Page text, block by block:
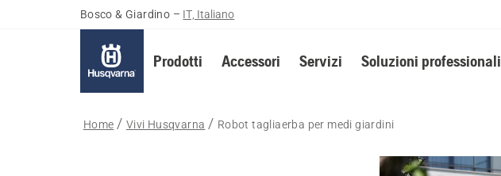
Bosco & Giardino – IT, Italiano
Prodotti Accessori Servizi Soluzioni professionali
Home Vivi Husqvarna Robot tagliaerba per medi giardini